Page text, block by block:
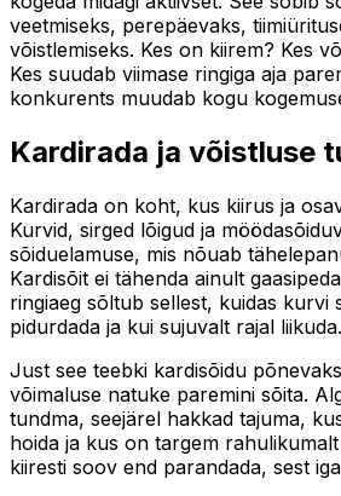
veetmiseks, perepäevaks,
võistlemiseks. Kes on kiirem? Kes
Kes suudab viimase ringiga aja
konkurents muudab kogu
Kardirada ja võistluse
Kardirada on koht, kus kiirus ja
Kurvid, sirged lõigud ja
sõiduelamuse, mis nõuab
Kardisõit ei tähenda ainult
ringiaeg sõltub sellest, kuidas kurvi
pidurdada ja kui sujuvalt rajal liikuda.
Just see teebki kardisõidu
võimaluse natuke paremini sõita.
tundma, seejärel hakkad tajuma,
hoida ja kus on targem
kiiresti soov end parandada, sest